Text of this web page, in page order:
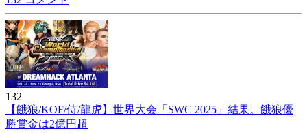
132
【餓狼/KOF/侍/龍虎】世界大会「SWC 2025」結果。餓狼優
勝賞金は2億円超